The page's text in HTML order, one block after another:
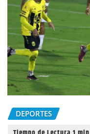
DEPORTES